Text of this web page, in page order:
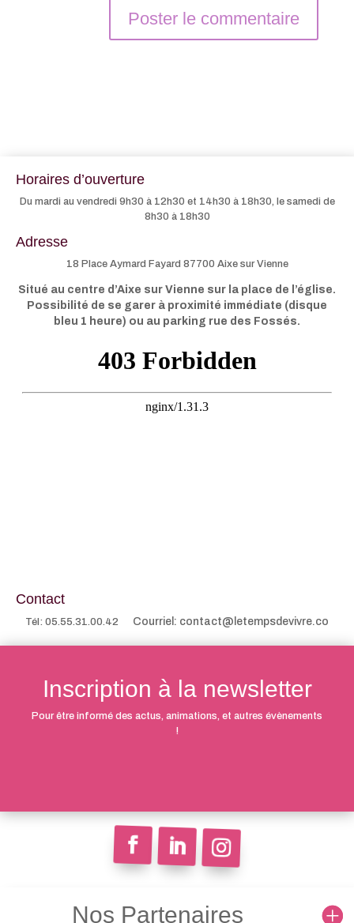
Horaires d’ouverture
Du mardi au vendredi 9h30 à 12h30 et 14h30 à 18h30, le samedi de
8h30 à 18h30
Adresse
18 Place Aymard Fayard 87700 Aixe sur Vienne
Situé au centre d’Aixe sur Vienne sur la place de l’église.
Possibilité de se garer à proximité immédiate (disque
bleu 1 heure) ou au parking rue des Fossés.
Contact
Tél: 05.55.31.00.42 Courriel: contact@letempsdevivre.co
Inscription à la newsletter
Pour être informé des actus, animations, et autres évènements
!
Nos Partenaires